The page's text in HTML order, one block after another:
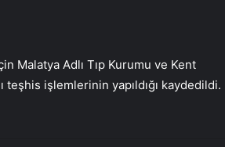
Malatya Adlı Tıp Kurumu ve Kent
teşhis işlemlerinin yapıldığı kaydedildi.